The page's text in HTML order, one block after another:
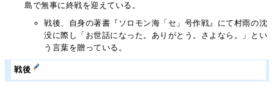
島で無事に終戦を迎えている。
戦後、自身の著書『ソロモン海「セ」号作戦』にて村雨の沈
没に際し「お世話になった。ありがとう。さよなら。」とい
う言葉を贈っている。
戦後